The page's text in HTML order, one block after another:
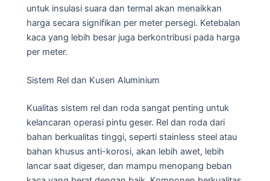
untuk insulasi suara dan termal akan menaikkan
harga secara signifikan per meter persegi. Ketebalan
kaca yang lebih besar juga berkontribusi pada harga
per meter.
Sistem Rel dan Kusen Aluminium
Kualitas sistem rel dan roda sangat penting untuk
kelancaran operasi pintu geser. Rel dan roda dari
bahan berkualitas tinggi, seperti stainless steel atau
bahan khusus anti-korosi, akan lebih awet, lebih
lancar saat digeser, dan mampu menopang beban